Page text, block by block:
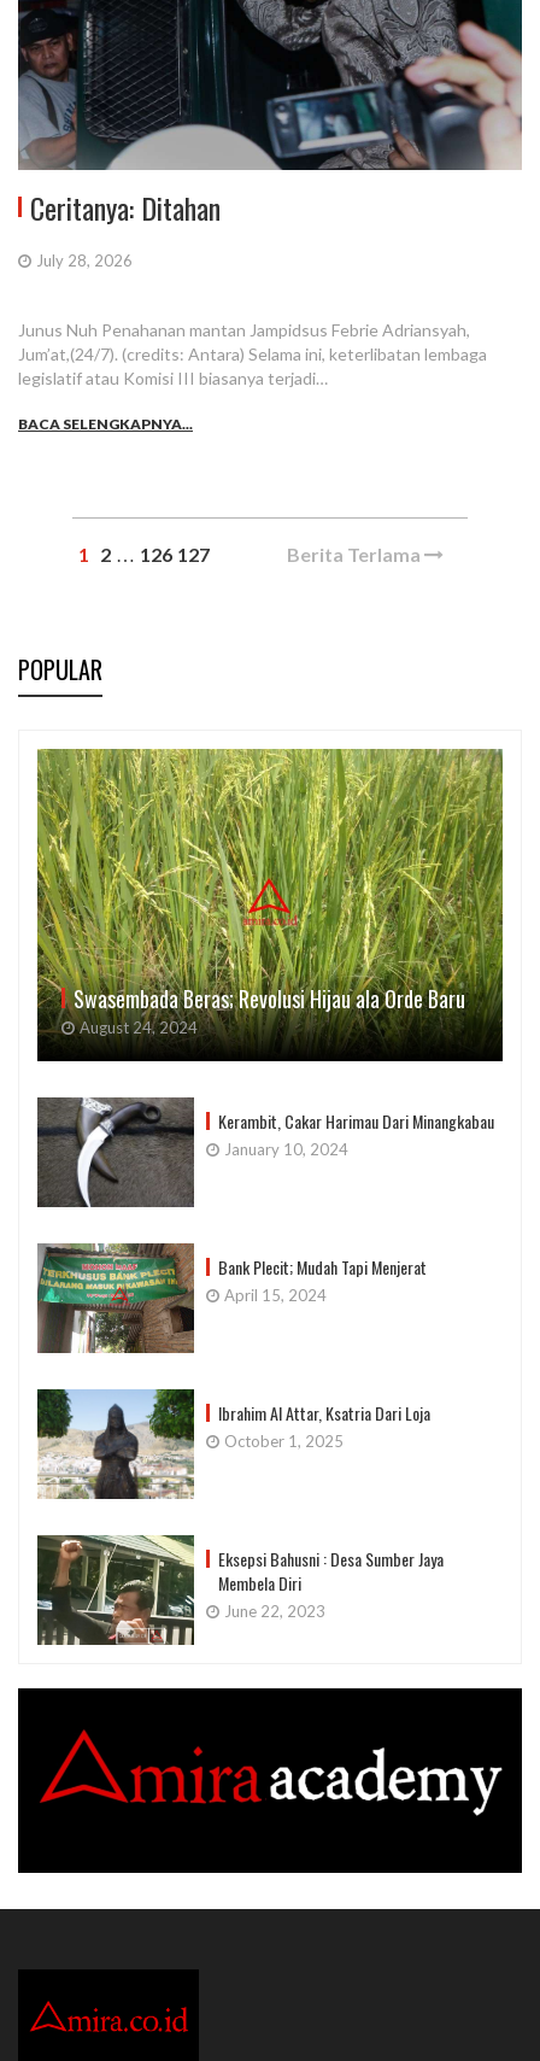
Ceritanya: Ditahan
July 28, 2026
Junus Nuh Penahanan mantan Jampidsus Febrie Adriansyah,
Jum’at,(24/7). (credits: Antara) Selama ini, keterlibatan lembaga
legislatif atau Komisi III biasanya terjadi…
BACA SELENGKAPNYA...
1 2 … 126 127 Berita Terlama
POPULAR
Swasembada Beras; Revolusi Hijau ala Orde Baru
August 24, 2024
Kerambit, Cakar Harimau Dari Minangkabau
January 10, 2024
Bank Plecit; Mudah Tapi Menjerat
April 15, 2024
Ibrahim Al Attar, Ksatria Dari Loja
October 1, 2025
Eksepsi Bahusni : Desa Sumber Jaya
Membela Diri
June 22, 2023